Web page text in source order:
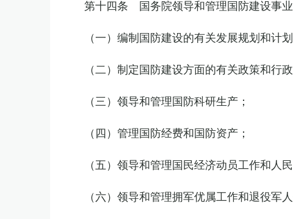
第十四条 国务院领导和管理国防建设事业
（一）编制国防建设的有关发展规划和计划
（二）制定国防建设方面的有关政策和行
（三）领导和管理国防科研生产；
（四）管理国防经费和国防资产；
（五）领导和管理国民经济动员工作和人
（六）领导和管理拥军优属工作和退役军